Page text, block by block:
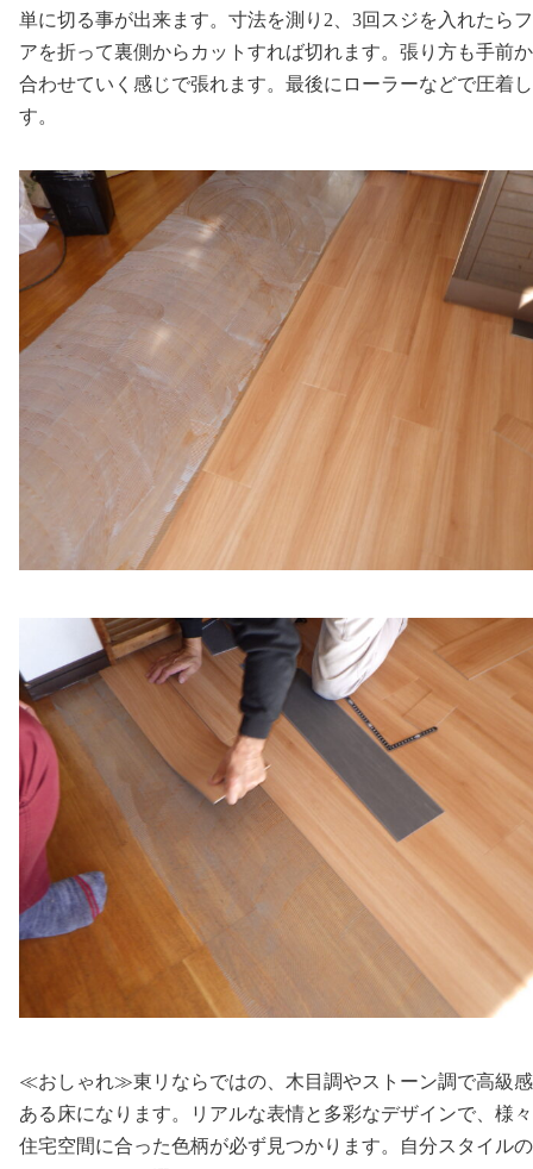
単に切る事が出来ます。寸法を測り2、3回スジを入れたら
アを折って裏側からカットすれば切れます。張り方も手前
合わせていく感じで張れます。最後にローラーなどで圧着
す。
≪おしゃれ≫東リならではの、木目調やストーン調で高級
ある床になります。リアルな表情と多彩なデザインで、様
住宅空間に合った色柄が必ず見つかります。自分スタイル